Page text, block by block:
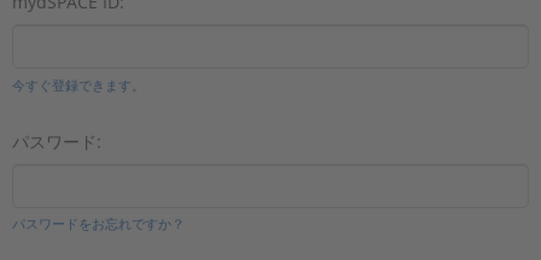
今すぐ登録できます。
パスワード:
パスワードをお忘れですか？